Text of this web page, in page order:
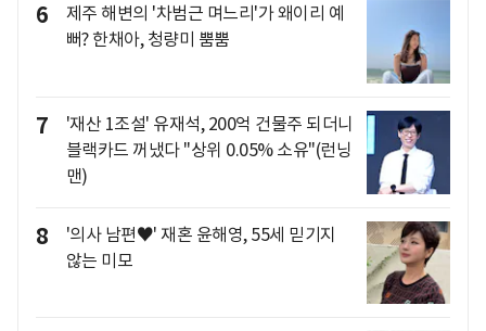
6
제주 해변의 '차범근 며느리'가 왜이리 예
뻐? 한채아, 청량미 뿜뿜
7
'재산 1조설' 유재석, 200억 건물주 되더니
블랙카드 꺼냈다 "상위 0.05% 소유"(런닝
맨)
8
'의사 남편♥' 재혼 윤해영, 55세 믿기지
않는 미모